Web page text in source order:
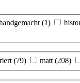
(1)
(79) matt (208)